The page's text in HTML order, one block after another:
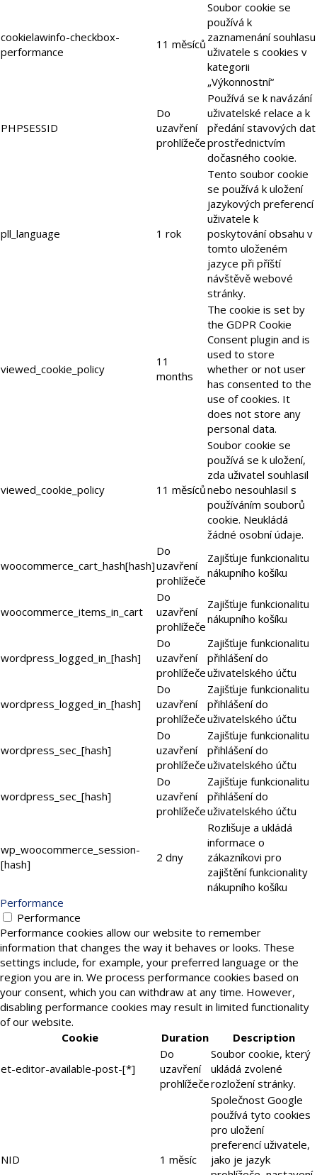
cookielawinfo-checkbox-
performance
11 měsíců
Soubor cookie se
používá k
zaznamenání souhlasu
uživatele s cookies v
kategorii
„Výkonnostní“
PHPSESSID
Do
uzavření
prohlížeče
Používá se k navázání
uživatelské relace a k
předání stavových dat
prostřednictvím
dočasného cookie.
pll_language 1 rok
Tento soubor cookie
se používá k uložení
jazykových preferencí
uživatele k
poskytování obsahu v
tomto uloženém
jazyce při příští
návštěvě webové
stránky.
viewed_cookie_policy
11
months
The cookie is set by
the GDPR Cookie
Consent plugin and is
used to store
whether or not user
has consented to the
use of cookies. It
does not store any
personal data.
viewed_cookie_policy 11 měsíců
Soubor cookie se
používá se k uložení,
zda uživatel souhlasil
nebo nesouhlasil s
používáním souborů
cookie. Neukládá
žádné osobní údaje.
woocommerce_cart_hash[hash]
Do
uzavření
prohlížeče
Zajišťuje funkcionalitu
nákupního košíku
woocommerce_items_in_cart
Do
uzavření
prohlížeče
Zajišťuje funkcionalitu
nákupního košíku
wordpress_logged_in_[hash]
Do
uzavření
prohlížeče
Zajišťuje funkcionalitu
přihlášení do
uživatelského účtu
wordpress_logged_in_[hash]
Do
uzavření
prohlížeče
Zajišťuje funkcionalitu
přihlášení do
uživatelského účtu
wordpress_sec_[hash]
Do
uzavření
prohlížeče
Zajišťuje funkcionalitu
přihlášení do
uživatelského účtu
wordpress_sec_[hash]
Do
uzavření
prohlížeče
Zajišťuje funkcionalitu
přihlášení do
uživatelského účtu
wp_woocommerce_session-
[hash]
2 dny
Rozlišuje a ukládá
informace o
zákazníkovi pro
zajištění funkcionality
nákupního košíku
Performance
Performance
Performance cookies allow our website to remember
information that changes the way it behaves or looks. These
settings include, for example, your preferred language or the
region you are in. We process performance cookies based on
your consent, which you can withdraw at any time. However,
disabling performance cookies may result in limited functionality
of our website.
Cookie
Duration Description
et-editor-available-post-[*]
Do
uzavření
prohlížeče
Soubor cookie, který
ukládá zvolené
rozložení stránky.
NID 1 měsíc
Společnost Google
používá tyto cookies
pro uložení
preferencí uživatele,
jako je jazyk